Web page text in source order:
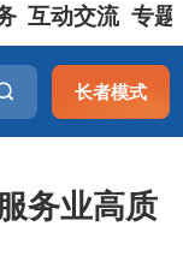
互动交流 专题
长者模式
务业高质